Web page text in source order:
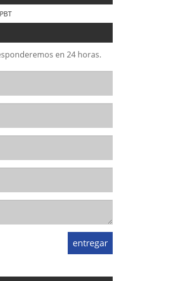
en 24 horas.